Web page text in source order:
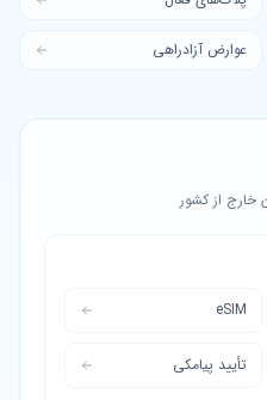
عوارض آزادراهی
خارج از کشور
eSIM
تأیید پیامکی